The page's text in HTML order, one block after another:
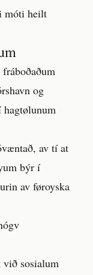
móti heilt
og
av tí at
býr í
av føroyska
sosialum